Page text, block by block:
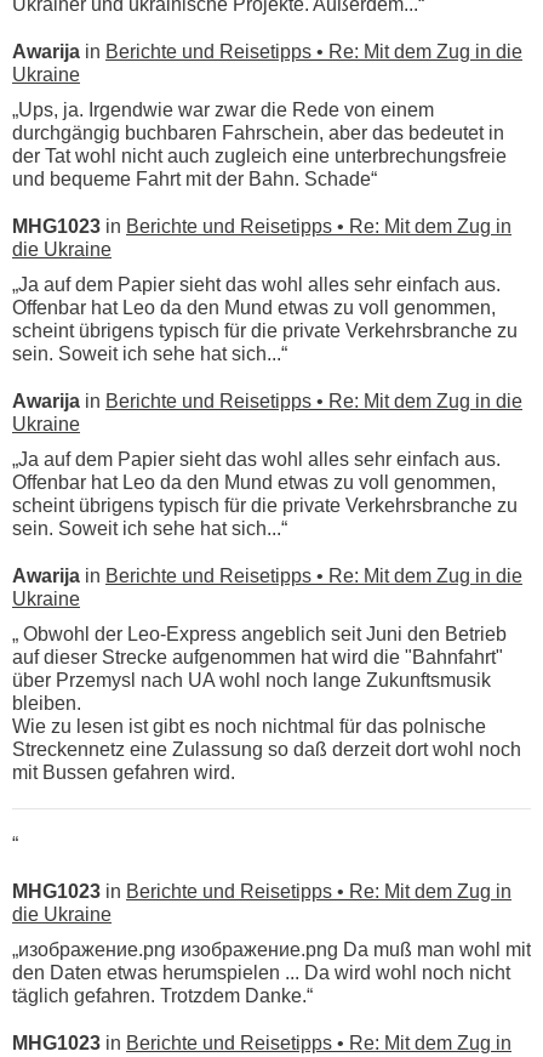
Ukrainer und ukrainische Projekte. Außerdem...“
Awarija in Berichte und Reisetipps • Re: Mit dem Zug in die
Ukraine
„Ups, ja. Irgendwie war zwar die Rede von einem
durchgängig buchbaren Fahrschein, aber das bedeutet in
der Tat wohl nicht auch zugleich eine unterbrechungsfreie
und bequeme Fahrt mit der Bahn. Schade“
MHG1023 in Berichte und Reisetipps • Re: Mit dem Zug in
die Ukraine
„Ja auf dem Papier sieht das wohl alles sehr einfach aus.
Offenbar hat Leo da den Mund etwas zu voll genommen,
scheint übrigens typisch für die private Verkehrsbranche zu
sein. Soweit ich sehe hat sich...“
Awarija in Berichte und Reisetipps • Re: Mit dem Zug in die
Ukraine
„Ja auf dem Papier sieht das wohl alles sehr einfach aus.
Offenbar hat Leo da den Mund etwas zu voll genommen,
scheint übrigens typisch für die private Verkehrsbranche zu
sein. Soweit ich sehe hat sich...“
Awarija in Berichte und Reisetipps • Re: Mit dem Zug in die
Ukraine
„ Obwohl der Leo-Express angeblich seit Juni den Betrieb
auf dieser Strecke aufgenommen hat wird die "Bahnfahrt"
über Przemysl nach UA wohl noch lange Zukunftsmusik
bleiben.
Wie zu lesen ist gibt es noch nichtmal für das polnische
Streckennetz eine Zulassung so daß derzeit dort wohl noch
mit Bussen gefahren wird.
“
MHG1023 in Berichte und Reisetipps • Re: Mit dem Zug in
die Ukraine
„изображение.png изображение.png Da muß man wohl mit
den Daten etwas herumspielen ... Da wird wohl noch nicht
täglich gefahren. Trotzdem Danke.“
MHG1023 in Berichte und Reisetipps • Re: Mit dem Zug in